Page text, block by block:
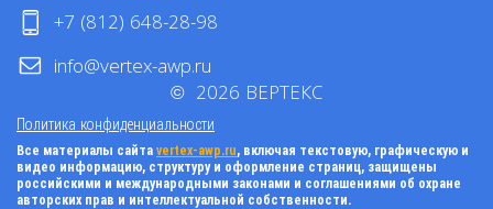
+7 (812) 648-28-98
info@vertex-awp.ru
Политика конфиденциальности
© 2026 ВЕРТЕКС
Все материалы сайта vertex-awp.ru, включая текстовую, графическую и
видео информацию, структуру и оформление страниц, защищены
российскими и международными законами и соглашениями об охране
авторских прав и интеллектуальной собственности.